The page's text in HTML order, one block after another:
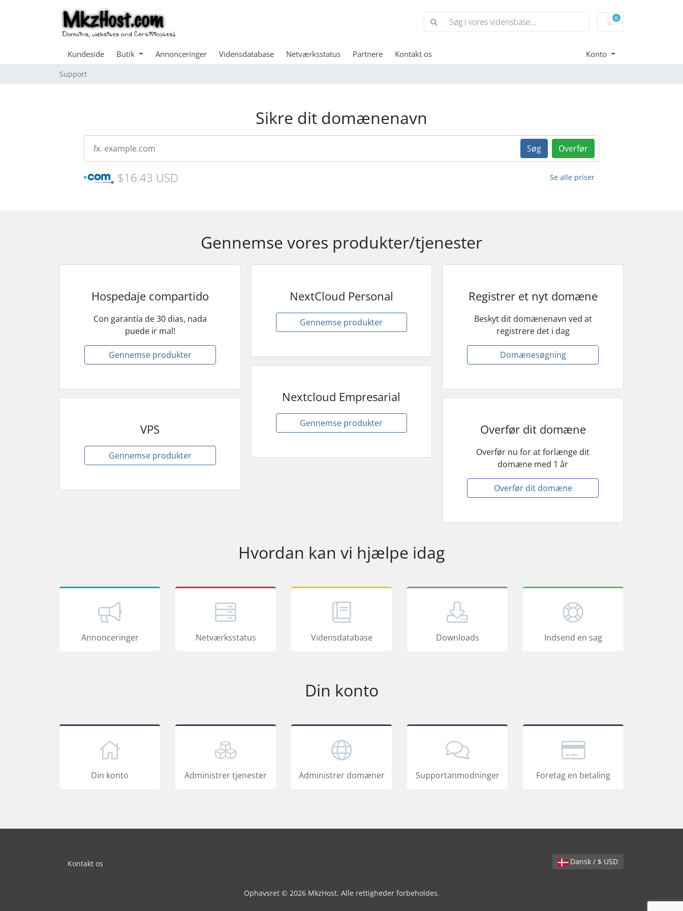
0
Bestillingskurv
Kundeside Butik Annonceringer Vidensdatabase Netværksstatus Partnere Kontakt os Konto
Support
Sikre dit domænenavn
Søg Overfør
$16.43 USD Se alle priser
Gennemse vores produkter/tjenester
Hospedaje compartido
Con garantía de 30 dias, nada
puede ir mal!
Gennemse produkter
VPS
Gennemse produkter
NextCloud Personal
Gennemse produkter
Nextcloud Empresarial
Gennemse produkter
Registrer et nyt domæne
Beskyt dit domænenavn ved at
registrere det i dag
Domænesøgning
Overfør dit domæne
Overfør nu for at forlænge dit
domæne med 1 år
Overfør dit domæne
Hvordan kan vi hjælpe idag
Annonceringer Netværksstatus Vidensdatabase Downloads Indsend en sag
Din konto
Din konto Administrer tjenester Administrer domæner Supportanmodninger Foretag en betaling
Dansk / $ USD
Kontakt os
Ophavsret © 2026 MkzHost. Alle rettigheder forbeholdes.